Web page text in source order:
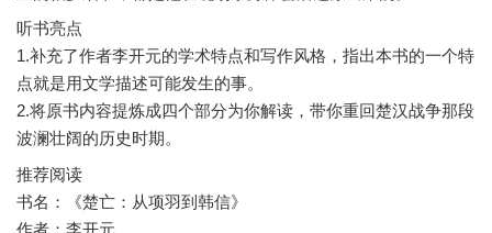
听书亮点
1.补充了作者李开元的学术特点和写作风格，指出本书的一个特
点就是用文学描述可能发生的事。
2.将原书内容提炼成四个部分为你解读，带你重回楚汉战争那段
推荐阅读
书名：《楚亡：从项羽到韩信》
作者：李开元